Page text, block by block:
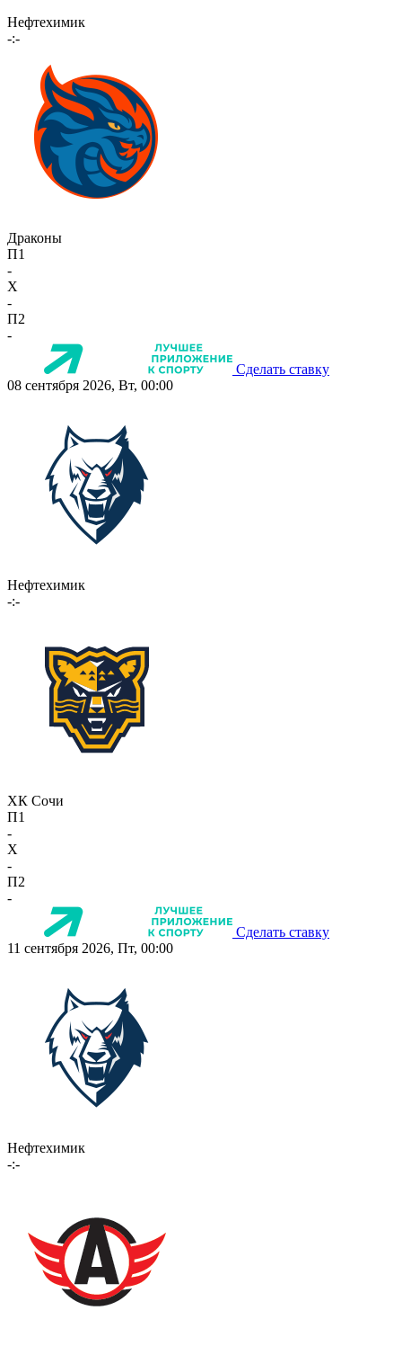
Нефтехимик
-:-
Драконы
П1
-
X
-
П2
-
Сделать ставку
08 сентября 2026, Вт, 00:00
Нефтехимик
-:-
ХК Сочи
П1
-
X
-
П2
-
Сделать ставку
11 сентября 2026, Пт, 00:00
Нефтехимик
-:-